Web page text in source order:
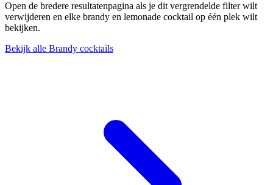
Open de bredere resultatenpagina als je dit vergrendelde filter wilt
verwijderen en elke brandy en lemonade cocktail op één plek wilt
bekijken.
Bekijk alle Brandy cocktails